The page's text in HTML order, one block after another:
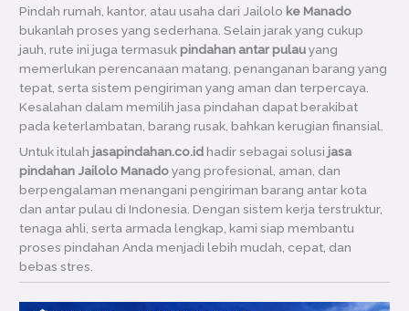
Pindah rumah, kantor, atau usaha dari Jailolo ke Manado
bukanlah proses yang sederhana. Selain jarak yang cukup
jauh, rute ini juga termasukpindahan antar pulauyang
memerlukan perencanaan matang, penanganan barang yang
tepat, serta sistem pengiriman yang aman dan terpercaya.
Kesalahan dalam memilih jasa pindahan dapat berakibat
pada keterlambatan, barang rusak, bahkan kerugian finansial.
Untuk itulahjasapindahan.co.idhadir sebagai solusijasa
pindahan Jailolo Manadoyang profesional, aman, dan
berpengalaman menangani pengiriman barang antar kota
dan antar pulau di Indonesia. Dengan sistem kerja terstruktur,
tenaga ahli, serta armada lengkap, kami siap membantu
proses pindahan Anda menjadi lebih mudah, cepat, dan
bebas stres.